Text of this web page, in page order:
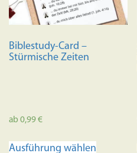
Biblestudy-Card –
Stürmische Zeiten
ab 0,99€
Ausführung wählen